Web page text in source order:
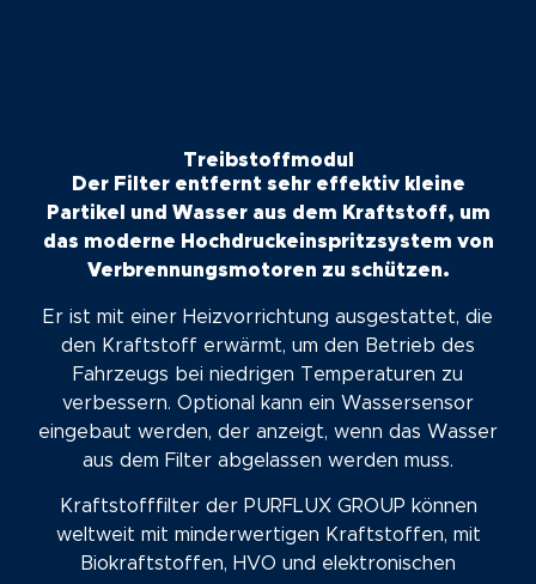
Treibstoffmodul
Der Filter entfernt sehr effektiv kleine
Partikel und Wasser aus dem Kraftstoff, um
das moderne Hochdruckeinspritzsystem von
Verbrennungsmotoren zu schützen.
Er ist mit einer Heizvorrichtung ausgestattet, die
den Kraftstoff erwärmt, um den Betrieb des
Fahrzeugs bei niedrigen Temperaturen zu
verbessern. Optional kann ein Wassersensor
eingebaut werden, der anzeigt, wenn das Wasser
aus dem Filter abgelassen werden muss.
Kraftstofffilter der PURFLUX GROUP können
weltweit mit minderwertigen Kraftstoffen, mit
Biokraftstoffen, HVO und elektronischen